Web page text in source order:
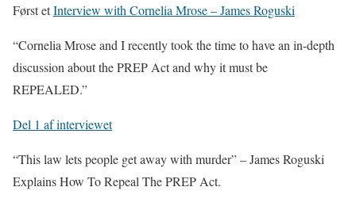
Først etInterview with Cornelia Mrose – James Roguski
“Cornelia Mrose and I recently took the time to have an in-depth
discussion about the PREP Act and why it must be
REPEALED.”
Del 1 af interviewet
“This law lets people get away with murder” – James Roguski
Explains How To Repeal The PREP Act.